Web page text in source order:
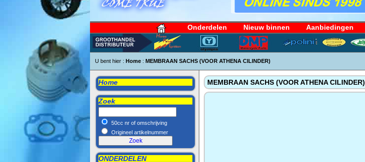
Onderdelen Nieuw binnen Aanbiedingen
U bent hier : Home : MEMBRAAN SACHS (VOOR ATHENA CILINDER)
Home
Zoek
50cc nr of omschrijving
Origineel artikelnummer
ONDERDELEN
MEMBRAAN SACHS (VOOR ATHENA CILINDER)